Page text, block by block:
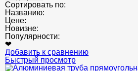
Сортировать по:
Названию:
Цене:
Новизне:
Популярности:
❤
Добавить к сравнению
Быстрый просмотр